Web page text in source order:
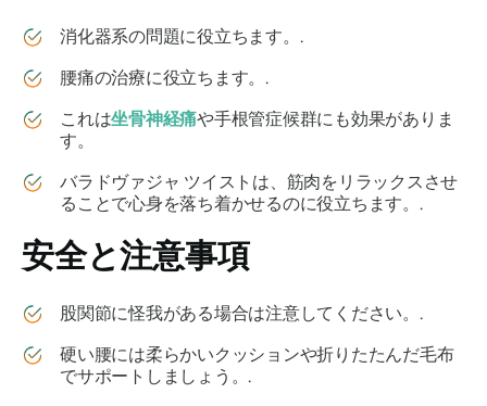
消化器系の問題に役立ちます。.
腰痛の治療に役立ちます。.
これは坐骨神経痛や手根管症候群にも効果がありま
す。
バラドヴァジャ ツイストは、筋肉をリラックスさせ
ることで心身を落ち着かせるのに役立ちます。.
安全と注意事項
股関節に怪我がある場合は注意してください。.
硬い腰には柔らかいクッションや折りたたんだ毛布
でサポートしましょう。.